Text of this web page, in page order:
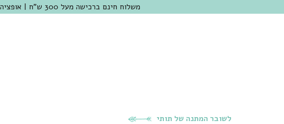
משלוח חינם ברכישה מעל 300 ש"ח | אופציה למשלוח מהיום להיום באזור המרכז | מוזמנים לבקר בחנות בכפר שמריהו
לשובר המתנה של תותי